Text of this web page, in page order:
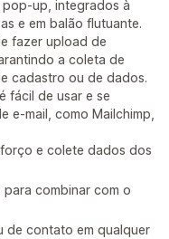
up, integrados à
e em balão flutuante.
fazer upload de
a coleta de
cadastro ou de dados.
fácil de usar e se
e-mail, como Mailchimp,
e colete dados dos
combinar com o
de contato em qualquer